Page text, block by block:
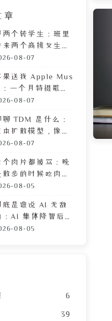
章
两个转学生：班里
来两个高挑女生，
贝 MP3 居然是喜
08-07
果送我 Apple Mus
一个月特摄歌曲
索体验，让我果断
08-07
聊 TDM 是什么：
本扩散模型，像生
图片一样生成文章
08-07
个肉片都被骂：晚
散步的时候吃肉
，遭陌生人鄙视的
08-05
底是谁说 AI 无敌
：AI 集体降智后，
让我彻底
08-05
6
39